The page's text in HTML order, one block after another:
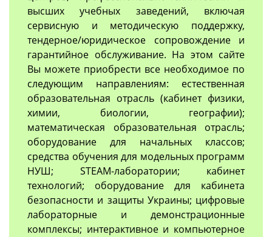
высших учебных заведений, включая
сервисную и методическую поддержку,
тендерное/юридическое сопровождение и
гарантийное обслуживание. На этом сайте
Вы можете приобрести все необходимое по
следующим направлениям: естественная
образовательная отрасль (кабинет физики,
химии, биологии, географии);
математическая образовательная отрасль;
оборудование для начальных классов;
средства обучения для модельных программ
НУШ; STEAM-лаборатории; кабинет
технологий; оборудование для кабинета
безопасности и защиты Украины; цифровые
лабораторные и демонстрационные
комплексы; интерактивное и компьютерное